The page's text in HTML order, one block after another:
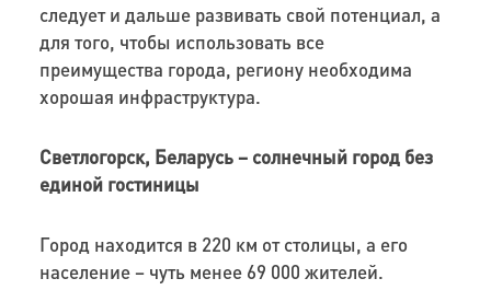
следует и дальше развивать свой потенциал, а
для того, чтобы использовать все
преимущества города, региону необходима
хорошая инфраструктура.
Светлогорск, Беларусь – солнечный город без
единой гостиницы
Город находится в 220 км от столицы, а его
население – чуть менее 69 000 жителей.